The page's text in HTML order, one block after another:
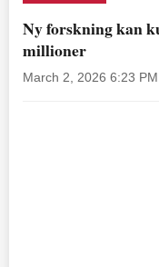
Ny forskning kan
millioner
March 2, 2026 6:23 PM